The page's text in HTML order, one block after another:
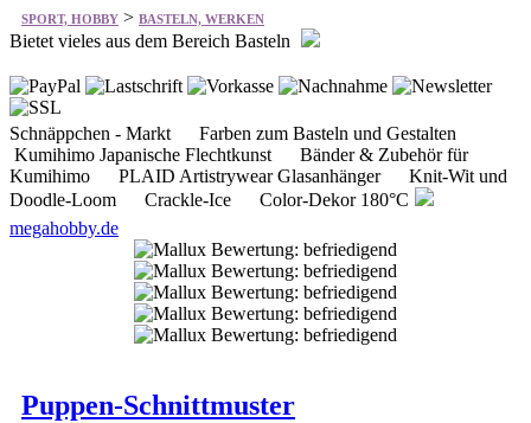
SPORT, HOBBY > BASTELN, WERKEN
Bietet vieles aus dem Bereich Basteln
Schnäppchen - Markt Farben zum Basteln und Gestalten
Kumihimo Japanische Flechtkunst Bänder & Zubehör für
Kumihimo PLAID Artistrywear Glasanhänger Knit-Wit und
Doodle-Loom Crackle-Ice Color-Dekor 180°C
megahobby.de
Puppen-Schnittmuster